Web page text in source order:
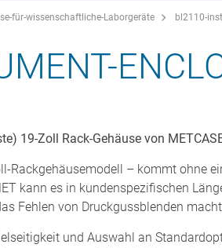
für-wissenschaftliche-Laborgeräte bl2110-
19-Zoll Rack-Gehäuse von
Rackgehäusemodell – kommt ohne
kann es in kundenspezifischen
Fehlen von Druckgussblenden
und Auswahl an